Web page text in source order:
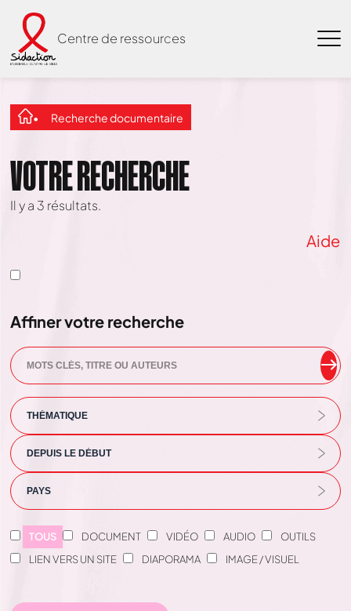
Centre de ressources
Recherche documentaire
VOTRE RECHERCHE
Il y a 3 résultats.
Aide
Affiner votre recherche
TOUS DOCUMENT VIDÉO AUDIO
OUTILS
LIEN VERS UN SITE
DIAPORAMA IMAGE / VISUEL